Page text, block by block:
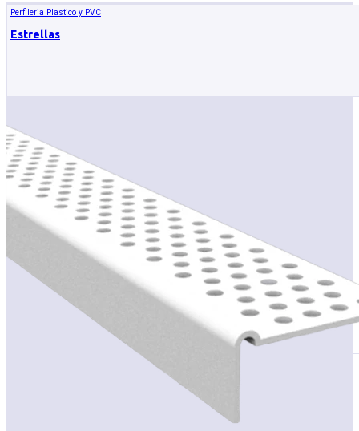
Perfileria Plastico y PVC
Estrellas